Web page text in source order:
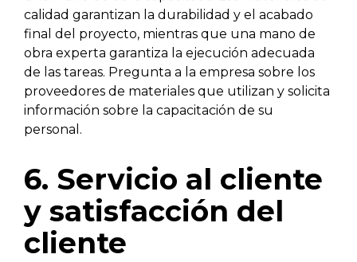
calidad garantizan la durabilidad y el acabado
final del proyecto, mientras que una mano de
obra experta garantiza la ejecución adecuada
de las tareas. Pregunta a la empresa sobre los
proveedores de materiales que utilizan y solicita
información sobre la capacitación de su
personal.
6. Servicio al cliente
y satisfacción del
cliente